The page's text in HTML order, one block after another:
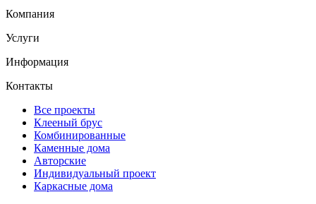
Компания
Услуги
Информация
Контакты
Все проекты
Клееный брус
Комбинированные
Каменные дома
Авторские
Индивидуальный проект
Каркасные дома